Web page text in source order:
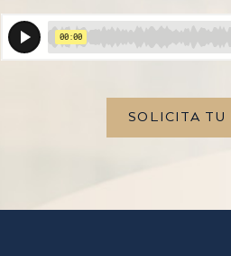
SOLICITA TU